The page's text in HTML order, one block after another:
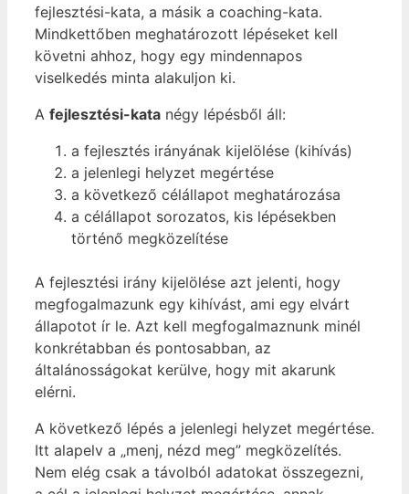
fejlesztési-kata, a másik a coaching-kata.
Mindkettőben meghatározott lépéseket kell
követni ahhoz, hogy egy mindennapos
viselkedés minta alakuljon ki.
A fejlesztési-kata négy lépésből áll:
a fejlesztés irányának kijelölése (kihívás)
a jelenlegi helyzet megértése
a következő célállapot meghatározása
a célállapot sorozatos, kis lépésekben
történő megközelítése
A fejlesztési irány kijelölése azt jelenti, hogy
megfogalmazunk egy kihívást, ami egy elvárt
állapotot ír le. Azt kell megfogalmaznunk minél
konkrétabban és pontosabban, az
általánosságokat kerülve, hogy mit akarunk
elérni.
A következő lépés a jelenlegi helyzet megértése.
Itt alapelv a „menj, nézd meg” megközelítés.
Nem elég csak a távolból adatokat összegezni,